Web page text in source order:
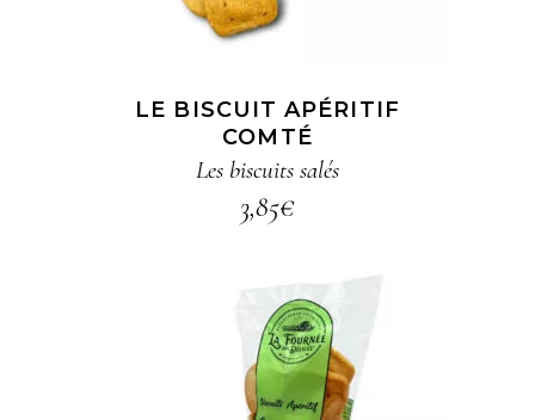
LE BISCUIT APÉRITIF
COMTÉ
Les biscuits salés
3,85€